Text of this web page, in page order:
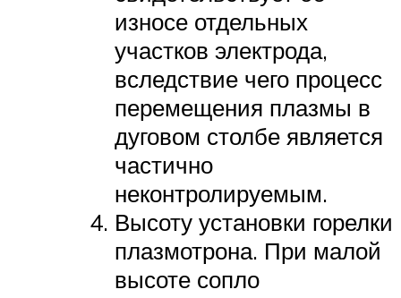
износе отдельных
участков электрода,
вследствие чего процесс
перемещения плазмы в
дуговом столбе является
частично
неконтролируемым.
Высоту установки горелки
плазмотрона. При малой
высоте сопло